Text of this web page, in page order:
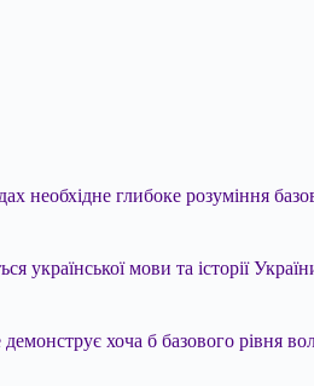
необхідне глибоке розуміння
української мови та історії
хоча б базового рівня